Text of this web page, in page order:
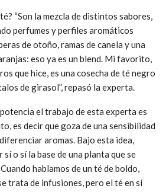
“Son la mezcla de distintos sabores,
perfumes y perfiles aromáticos
de otoño, ramas de canela y una
eso ya es un blend. Mi favorito,
que hice, es una cosecha de té negro
de girasol”, repasó la experta.
el trabajo de esta experta es
es decir que goza de una sensibilidad
aromas. Bajo esta idea,
sí o sí la base de una planta que se
hablamos de un té de boldo,
trata de infusiones, pero el té en sí